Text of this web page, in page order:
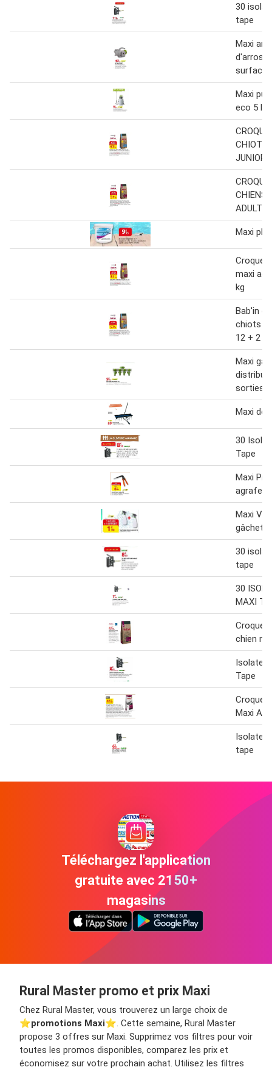
30
tape
Maxi
surface
Maxi
eco 5 l
CHIOTS
JUNIOR
CHIENS
Maxi ph
maxi
kg
Bab'in
chiots
12 + 2 kg
Maxi
sorties
Maxi
30
Tape
Maxi
agrafes
Maxi
gâchette
30
tape
30
MAXI
chien
Tape
Maxi
tape
Téléchargez l'application
gratuite avec 2150+
magasins
Rural Master promo et prix Maxi
Chez Rural Master, vous trouverez un large choix de
⭐️promotions Maxi⭐️. Cette semaine, Rural Master
propose 3 offres sur Maxi. Supprimez vos filtres pour voir
toutes les promos disponibles, comparez les prix et
économisez sur votre prochain achat. Utilisez les filtres